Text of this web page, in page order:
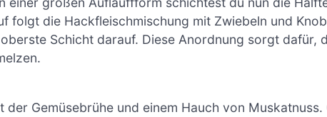
folgt die Hackfleischmischung mit Zwiebeln und
Schicht darauf. Diese Anordnung sorgt dafür,
der Gemüsebrühe und einem Hauch von Muskatnuss.